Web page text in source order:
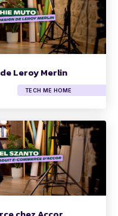
Leroy Merlin
TECH ME HOME